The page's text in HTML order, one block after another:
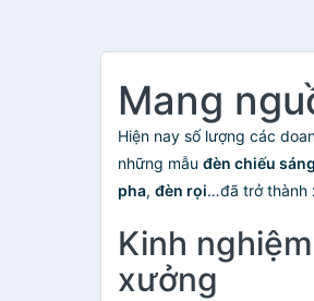
Vạn Năng Solar
ATA
BRIDGELUX
Đại Nam Sport
done
Fenix
Giahu
HUNONIC
Mang
Hiện nay số lượng các
những mẫu đèn chiếu sáng
pha, đèn rọi…đã trở thành
Kinh
xưởng